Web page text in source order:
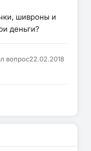
шивроны и
деньги?
вопрос22.02.2018